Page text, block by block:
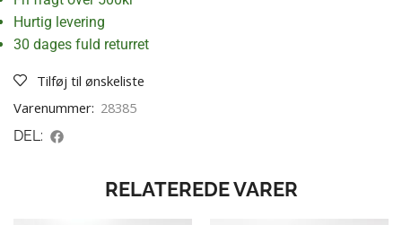
Hurtig levering
30 dages fuld returret
Tilføj til ønskeliste
Varenummer: 28385
DEL:
RELATEREDE VARER